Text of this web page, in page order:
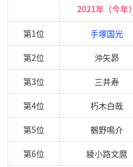
2021年（今年）
第1位 手塚国光
第2位 沖矢昴
第3位 三井寿
第4位 朽木白哉
第5位 鵺野鳴介
第6位 綾小路文麿